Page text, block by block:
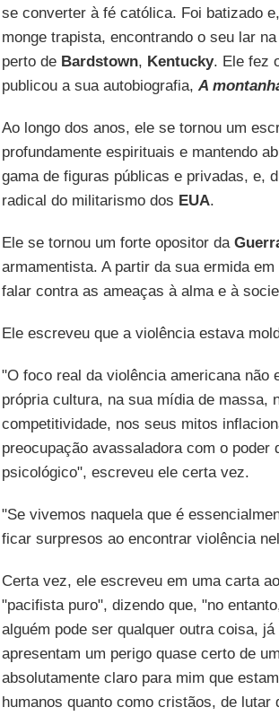
se converter à fé católica. Foi batizado
monge trapista, encontrando o seu lar na
perto de Bardstown, Kentucky. Ele fez
publicou a sua autobiografia, A
Ao longo dos anos, ele se tornou um
profundamente espirituais e mantendo
gama de figuras públicas e privadas, e,
radical do militarismo dos EUA.
Ele se tornou um forte opositor da
armamentista. A partir da sua ermida em
falar contra as ameaças à alma e à
Ele escreveu que a violência estava
"O foco real da violência americana
própria cultura, na sua mídia de massa,
competitividade, nos seus mitos
preocupação avassaladora com o
psicológico", escreveu ele certa vez.
"Se vivemos naquela que é
ficar surpresos ao encontrar violência
Certa vez, ele escreveu em uma carta
"pacifista puro", dizendo que, "no
alguém pode ser qualquer outra coisa,
apresentam um perigo quase certo de
absolutamente claro para mim que
humanos quanto como cristãos, de